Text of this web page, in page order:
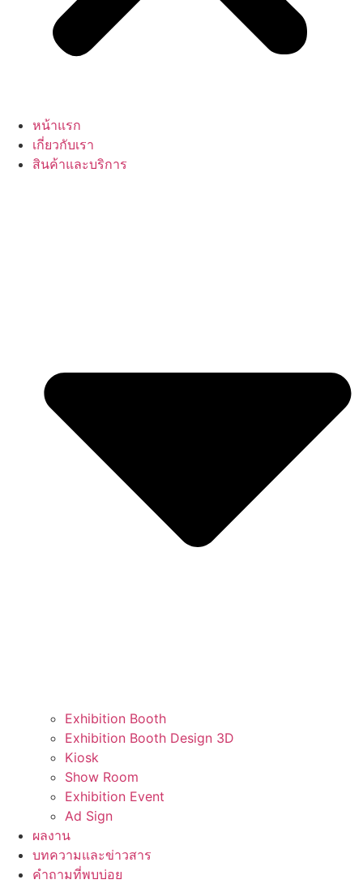
หน้าแรก
เกี่ยวกับเรา
สินค้าและบริการ
Exhibition Booth
Exhibition Booth Design 3D
Kiosk
Show Room
Exhibition Event
Ad Sign
ผลงาน
บทความและข่าวสาร
คำถามที่พบบ่อย